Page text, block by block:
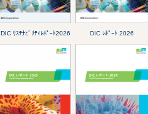
DIC ｻｽﾃﾅﾋﾞﾘﾃｨﾚﾎﾟｰﾄ2026 DIC ﾚﾎﾟｰﾄ 2026